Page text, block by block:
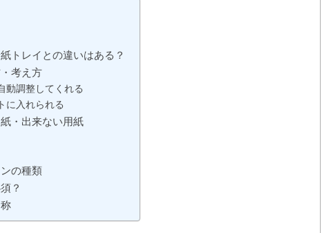
トレイとの違いはある？
考え方
動調整してくれる
に入れられる
・出来ない用紙
の種類
？